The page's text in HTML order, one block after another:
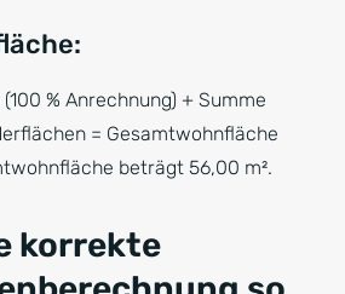
% Anrechnung) + Summe
= Gesamtwohnfläche
beträgt 56,00 m².
korrekte